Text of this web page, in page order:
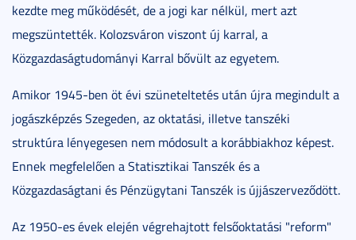
kezdte meg működését, de a jogi kar nélkül, mert azt
megszüntették. Kolozsváron viszont új karral, a
Közgazdaságtudományi Karral bővült az egyetem.
Amikor 1945-ben öt évi szüneteltetés után újra megindult a
jogászképzés Szegeden, az oktatási, illetve tanszéki
struktúra lényegesen nem módosult a korábbiakhoz képest.
Ennek megfelelően a Statisztikai Tanszék és a
Közgazdaságtani és Pénzügytani Tanszék is újjászerveződött.
Az 1950-es évek elején végrehajtott felsőoktatási "reform"